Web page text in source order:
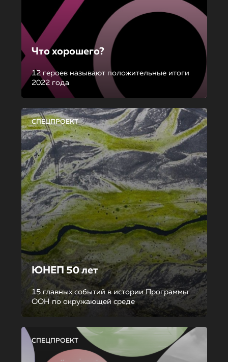
Что хорошего?
12 героев называют положительные итоги
2022 года
СПЕЦПРОЕКТ
ЮНЕП 50 лет
15 главных событий в истории Программы
ООН по окружающей среде
СПЕЦПРОЕКТ